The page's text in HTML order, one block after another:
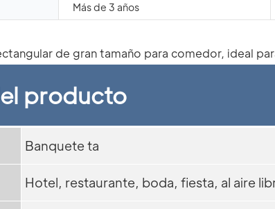
Más de 3 años
producto
Banquete ta
Hotel, restaurante, boda, fiesta, al aire